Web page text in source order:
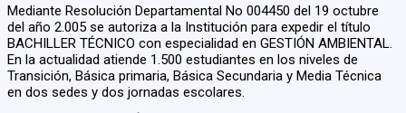
Mediante Resolución Departamental No 004450 del 19 octubre
del año 2.005 se autoriza a la Institución para expedir el título
BACHILLER TÉCNICO con especialidad en GESTIÓN AMBIENTAL.
En la actualidad atiende 1.500 estudiantes en los niveles de
Transición, Básica primaria, Básica Secundaria y Media Técnica
en dos sedes y dos jornadas escolares.